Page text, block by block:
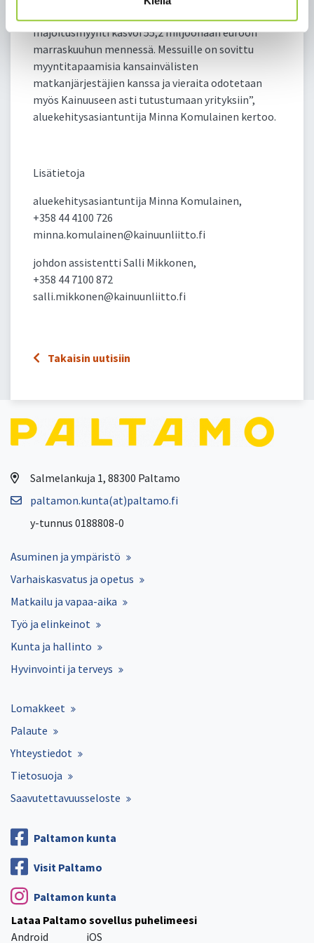
majoitusmyynti kasvoi 55,2 miljoonaan euroon
marraskuuhun mennessä. Messuille on sovittu
myyntitapaamisia kansainvälisten
matkanjärjestäjien kanssa ja vieraita odotetaan
myös Kainuuseen asti tutustumaan yrityksiin”,
aluekehitysasiantuntija Minna Komulainen kertoo.
Lisätietoja
aluekehitysasiantuntija Minna Komulainen,
+358 44 4100 726
minna.komulainen@kainuunliitto.fi
johdon assistentti Salli Mikkonen,
+358 44 7100 872
salli.mikkonen@kainuunliitto.fi
Takaisin uutisiin
Salmelankuja 1, 88300 Paltamo
paltamon.kunta(at)paltamo.fi
y-tunnus 0188808-0
Asuminen ja ympäristö
Varhaiskasvatus ja opetus
Matkailu ja vapaa-aika
Työ ja elinkeinot
Kunta ja hallinto
Hyvinvointi ja terveys
Lomakkeet
Palaute
Yhteystiedot
Tietosuoja
Saavutettavuusseloste
Paltamon kunta
Visit Paltamo
Paltamon kunta
Lataa Paltamo sovellus puhelimeesi
Android
iOS